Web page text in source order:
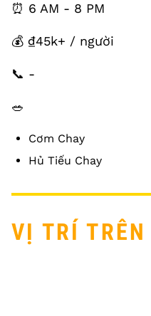
⏰ 6 AM - 8 PM
💰 ₫45k+ / người
📞 -
🥗
Cơm Chay
Hủ Tiếu Chay
VỊ TRÍ TRÊN